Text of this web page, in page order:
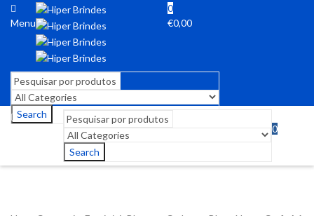
Menu
0
€0,00
Search
Search
0